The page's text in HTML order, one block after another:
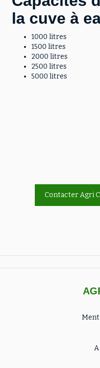
la cuve à
1000 litres
1500 litres
2000 litres
2500 litres
5000 litres
Contacter Agri